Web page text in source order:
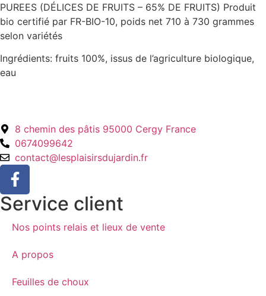
PUREES (DÉLICES DE FRUITS – 65% DE FRUITS) Produit
bio certifié par FR-BIO-10, poids net 710 à 730 grammes
selon variétés
Ingrédients: fruits 100%, issus de l’agriculture biologique,
eau
8 chemin des pâtis 95000 Cergy France
0674099642
contact@lesplaisirsdujardin.fr
Service client
Nos points relais et lieux de vente
A propos
Feuilles de choux